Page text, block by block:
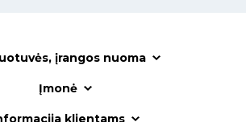
įrangos nuoma
Įmonė
klientams